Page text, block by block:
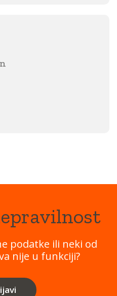
podatke ili neki od
nije u funkciji?